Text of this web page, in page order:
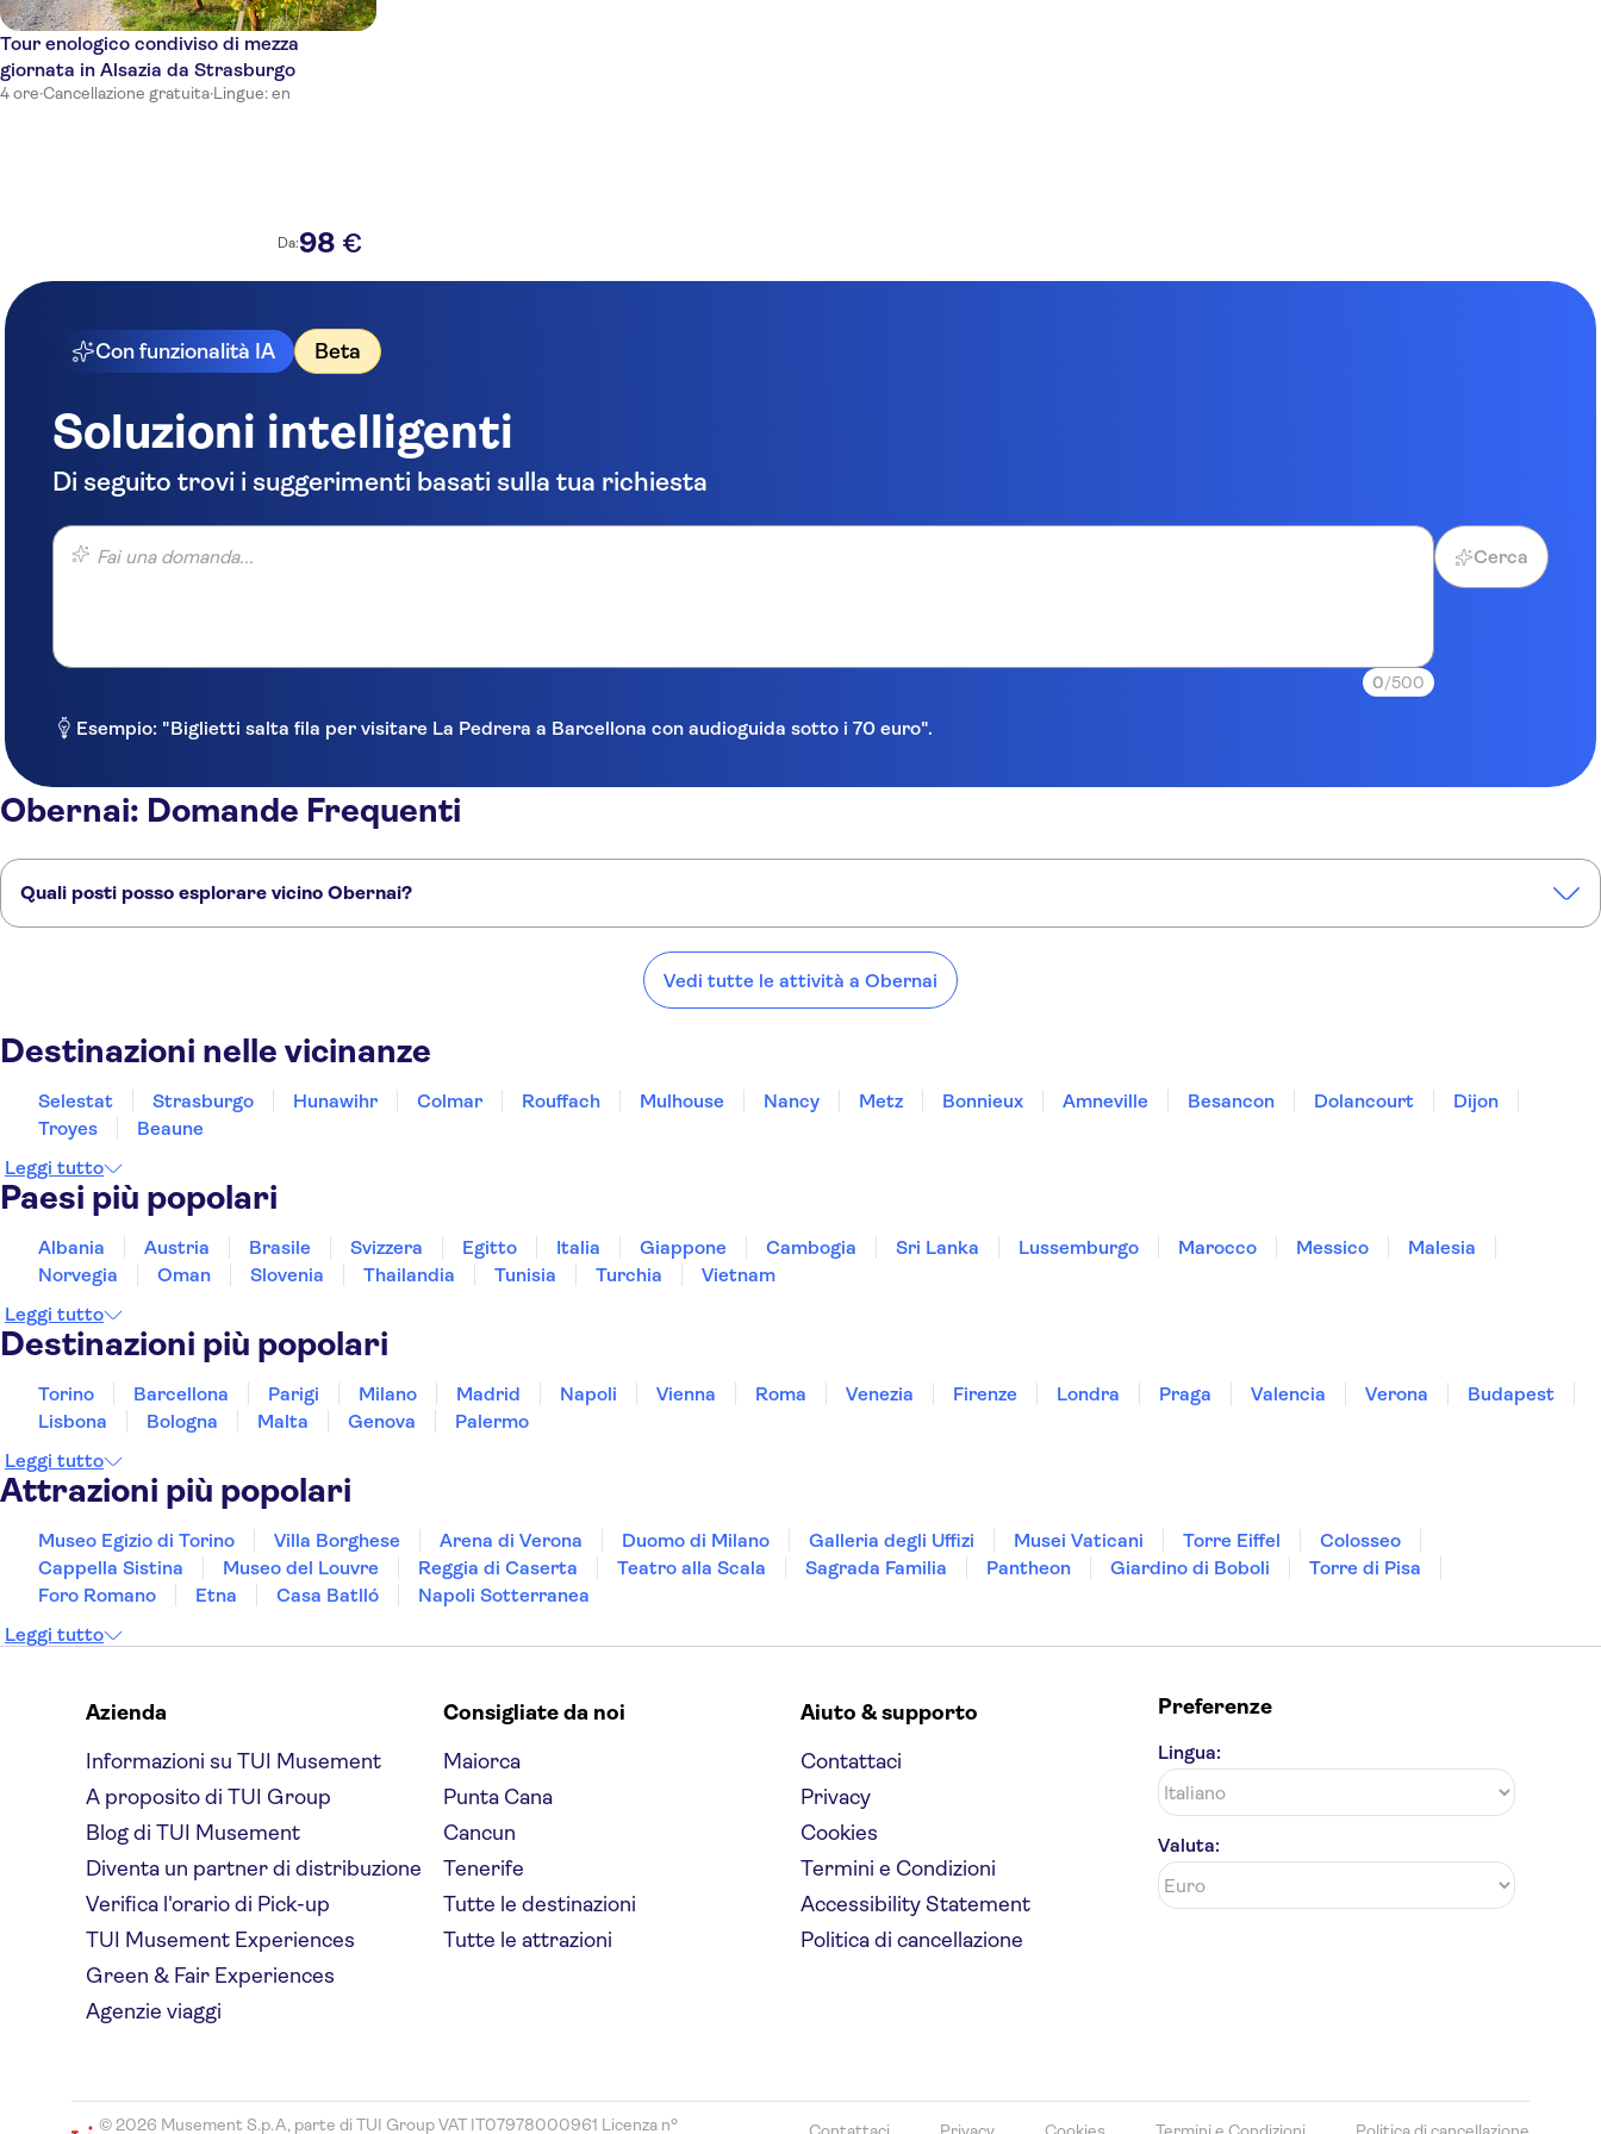
Tour enologico condiviso di mezza
giornata in Alsazia da Strasburgo
4 ore·Cancellazione gratuita·Lingue: en
Da:98 €
Con funzionalità IA Beta
Soluzioni intelligenti
Di seguito trovi i suggerimenti basati sulla tua richiesta
Fai una domanda...
0/500
Cerca
Esempio: "Biglietti salta fila per visitare La Pedrera a Barcellona con audioguida sotto i 70 euro".
Obernai: Domande Frequenti
Quali posti posso esplorare vicino Obernai?
Vedi tutte le attività a Obernai
Destinazioni nelle vicinanze
Selestat Strasburgo Hunawihr Colmar Rouffach Mulhouse Nancy Metz Bonnieux Amneville Besancon Dolancourt
Dijon
Troyes
Beaune
Leggi tutto
Paesi più popolari
Albania Austria Brasile Svizzera Egitto Italia Giappone Cambogia Sri Lanka Lussemburgo Marocco Messico
Malesia
Norvegia
Oman Slovenia Thailandia Tunisia Turchia
Vietnam
Leggi tutto
Destinazioni più popolari
Torino Barcellona Parigi Milano Madrid Napoli Vienna Roma Venezia Firenze Londra Praga Valencia Verona
Budapest
Lisbona
Bologna Malta Genova
Palermo
Leggi tutto
Attrazioni più popolari
Museo Egizio di Torino Villa Borghese Arena di Verona Duomo di Milano Galleria degli Uffizi Musei Vaticani Torre Eiffel
Colosseo
Cappella Sistina
Museo del Louvre Reggia di Caserta Teatro alla Scala Sagrada Familia Pantheon Giardino di Boboli
Torre di Pisa
Foro Romano
Etna Casa Batlló
Napoli Sotterranea
Leggi tutto
Azienda
Informazioni su TUI Musement
A proposito di TUI Group
Blog di TUI Musement
Diventa un partner di distribuzione
Verifica l'orario di Pick-up
TUI Musement Experiences
Green & Fair Experiences
Agenzie viaggi
Consigliate da noi
Maiorca
Punta Cana
Cancun
Tenerife
Tutte le destinazioni
Tutte le attrazioni
Aiuto & supporto
Contattaci
Privacy
Cookies
Termini e Condizioni
Accessibility Statement
Politica di cancellazione
Preferenze
Lingua:
Valuta:
© 2026 Musement S.p.A, parte di TUI Group VAT IT07978000961 Licenza nº